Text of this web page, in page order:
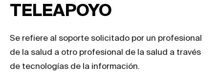
TELEAPOYO
Se refiere al soporte solicitado por un profesional
de la salud a otro profesional de la salud a través
de tecnologías de la información.